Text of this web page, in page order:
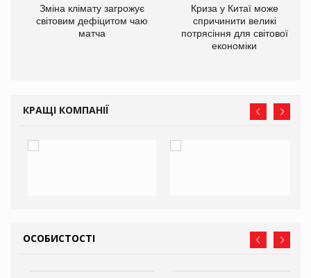
Зміна клімату загрожує
світовим дефіцитом чаю
матча
Криза у Китаї може
спричинити великі
потрясіння для світової
економіки
КРАЩІ КОМПАНІЇ
ОСОБИСТОСТІ